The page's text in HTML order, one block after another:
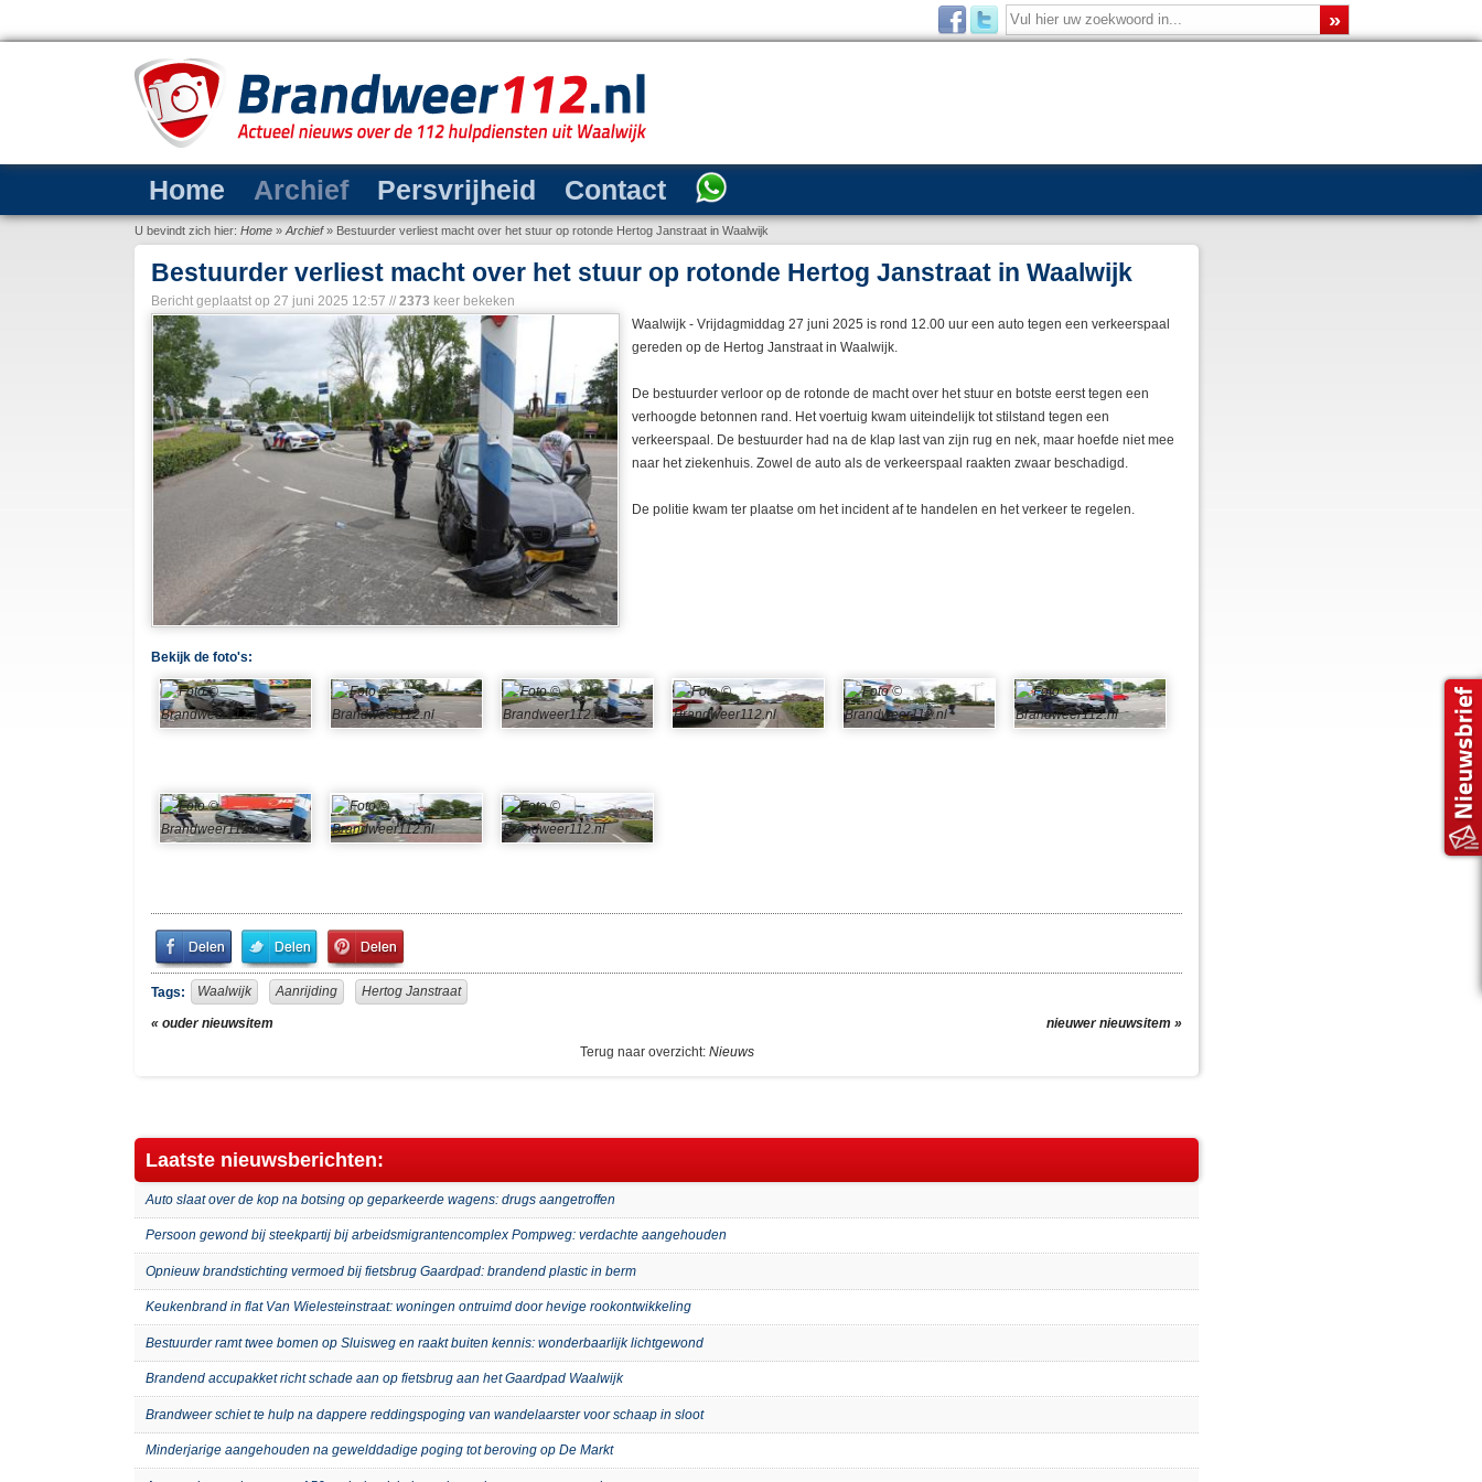
Home Archief Persvrijheid Contact
U bevindt zich hier: Home » Archief» Bestuurder verliest macht over het stuur op rotonde Hertog Janstraat in Waalwijk
Bestuurder verliest macht over het stuur op rotonde Hertog Janstraat in Waalwijk
Bericht geplaatst op 27 juni 2025 12:57 // 2373 keer bekeken
Waalwijk - Vrijdagmiddag 27 juni 2025 is rond 12.00 uur een auto tegen een verkeerspaal
gereden op de Hertog Janstraat in Waalwijk.
De bestuurder verloor op de rotonde de macht over het stuur en botste eerst tegen een
verhoogde betonnen rand. Het voertuig kwam uiteindelijk tot stilstand tegen een
verkeerspaal. De bestuurder had na de klap last van zijn rug en nek, maar hoefde niet mee
naar het ziekenhuis. Zowel de auto als de verkeerspaal raakten zwaar beschadigd.
De politie kwam ter plaatse om het incident af te handelen en het verkeer te regelen.
Bekijk de foto's:
Share
on
Facebook
Share
on
Twitter
Pin
It!
Tags:
Waalwijk Aanrijding Hertog Janstraat
« ouder nieuwsitem
nieuwer nieuwsitem »
Terug naar overzicht: Nieuws
Laatste nieuwsberichten:
Auto slaat over de kop na botsing op geparkeerde wagens: drugs aangetroffen
Persoon gewond bij steekpartij bij arbeidsmigrantencomplex Pompweg: verdachte aangehouden
Opnieuw brandstichting vermoed bij fietsbrug Gaardpad: brandend plastic in berm
Keukenbrand in flat Van Wielesteinstraat: woningen ontruimd door hevige rookontwikkeling
Bestuurder ramt twee bomen op Sluisweg en raakt buiten kennis: wonderbaarlijk lichtgewond
Brandend accupakket richt schade aan op fietsbrug aan het Gaardpad Waalwijk
Brandweer schiet te hulp na dappere reddingspoging van wandelaarster voor schaap in sloot
Minderjarige aangehouden na gewelddadige poging tot beroving op De Markt